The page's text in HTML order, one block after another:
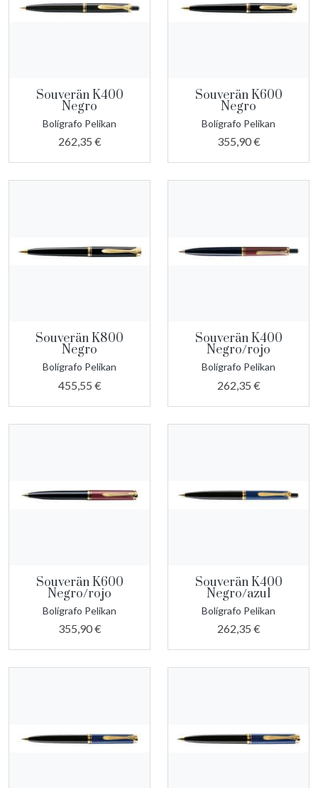
Souverän K400
Negro
Bolígrafo Pelikan
262,35 €
Souverän K600
Negro
Bolígrafo Pelikan
355,90 €
Souverän K800
Negro
Bolígrafo Pelikan
455,55 €
Souverän K400
Negro/rojo
Bolígrafo Pelikan
262,35 €
Souverän K600
Negro/rojo
Bolígrafo Pelikan
355,90 €
Souverän K400
Negro/azul
Bolígrafo Pelikan
262,35 €